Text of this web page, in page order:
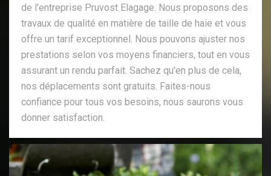
de l'entreprise Pruvost Elagage. Nous proposons des
travaux de qualité en matière de taille de haie et vous
offre un tarif exceptionnel. Nous pouvons ajuster nos
prestations selon vos moyens financiers, tout en vous
assurant un rendu parfait. Sachez qu'en plus de cela,
nos déplacements sont gratuits. Faites-nous
confiance pour tous vos besoins, nous saurons vous
donner satisfaction.